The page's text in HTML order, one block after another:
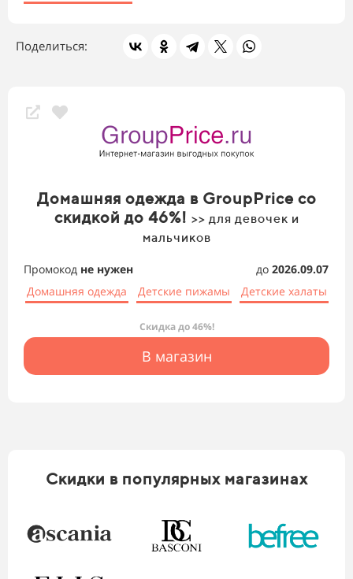
Поделиться:
Домашняя одежда в GroupPrice со
скидкой до 46%! >> для девочек и
мальчиков
Промокод не нужен до 2026.09.07
Домашняя одежда
Детские пижамы Детские халаты
Скидка до 46%!
В магазин
Скидки в популярных магазинах